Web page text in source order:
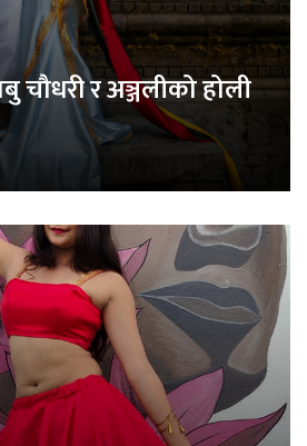
चौधरी र अञ्जलीको होली